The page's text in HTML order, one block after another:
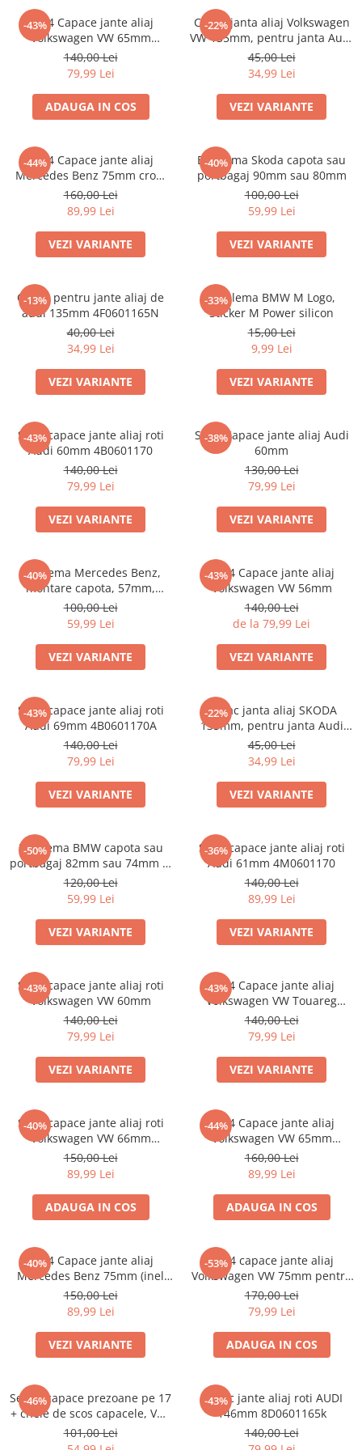
-43%
Set 4 Capace jante aliaj
Volkswagen VW 65mm
3B7601171
140,00 Lei
79,99 Lei
ADAUGA IN COS
-22%
Capac janta aliaj Volkswagen
VW 135mm, pentru janta Audi
4F0601165N
45,00 Lei
34,99 Lei
VEZI VARIANTE
-44%
set 4 Capace jante aliaj
Mercedes Benz 75mm crom
A1714000025
160,00 Lei
89,99 Lei
VEZI VARIANTE
-40%
Emblema Skoda capota sau
portbagaj 90mm sau 80mm
100,00 Lei
59,99 Lei
VEZI VARIANTE
-13%
Capac pentru jante aliaj de
audi 135mm 4F0601165N
40,00 Lei
34,99 Lei
VEZI VARIANTE
-33%
Emblema BMW M Logo,
Sticker M Power silicon
15,00 Lei
9,99 Lei
VEZI VARIANTE
-43%
Set 4 capace jante aliaj roti
Audi 60mm 4B0601170
140,00 Lei
79,99 Lei
VEZI VARIANTE
-38%
Set 4 Capace jante aliaj Audi
60mm
130,00 Lei
79,99 Lei
VEZI VARIANTE
-40%
Emblema Mercedes Benz,
montare capota, 57mm,
A2048170616
100,00 Lei
59,99 Lei
VEZI VARIANTE
-43%
Set 4 Capace jante aliaj
Volkswagen VW 56mm
140,00 Lei
de la 79,99 Lei
VEZI VARIANTE
-43%
Set 4 capace jante aliaj roti
Audi 69mm 4B0601170A
140,00 Lei
79,99 Lei
VEZI VARIANTE
-22%
Capac janta aliaj SKODA
135mm, pentru janta Audi
4F0601165N
45,00 Lei
34,99 Lei
VEZI VARIANTE
-50%
Emblema BMW capota sau
portbagaj 82mm sau 74mm (8
132375 05)
120,00 Lei
59,99 Lei
VEZI VARIANTE
-36%
Set 4 capace jante aliaj roti
Audi 61mm 4M0601170
140,00 Lei
89,99 Lei
VEZI VARIANTE
-43%
Set 4 capace jante aliaj roti
Volkswagen VW 60mm
140,00 Lei
79,99 Lei
VEZI VARIANTE
-43%
Set 4 Capace jante aliaj
Volkswagen VW Touareg
7L6601149
140,00 Lei
79,99 Lei
VEZI VARIANTE
-40%
Set 4 capace jante aliaj roti
Volkswagen VW 66mm
5G0601171
150,00 Lei
89,99 Lei
ADAUGA IN COS
-44%
Set 4 Capace jante aliaj
Volkswagen VW 65mm
5H0601171
160,00 Lei
89,99 Lei
ADAUGA IN COS
-40%
set 4 Capace jante aliaj
Mercedes Benz 75mm (inel
prindere)
150,00 Lei
89,99 Lei
VEZI VARIANTE
-53%
Set 4 capace jante aliaj
Volkswagen VW 75mm pentru
jante originale Mercedes
A1714000025
170,00 Lei
79,99 Lei
ADAUGA IN COS
-46%
Set 20 capace prezoane pe 17
+ cheie de scos capacele, VW/
Audi /Skoda
101,00 Lei
-43%
Capac jante aliaj roti AUDI
146mm 8D0601165k
140,00 Lei